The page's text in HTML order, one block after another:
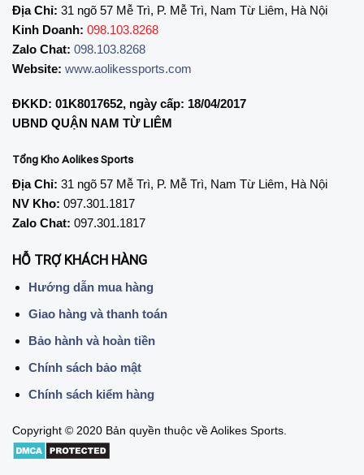
Địa Chỉ: 31 ngõ 57 Mễ Trì, P. Mễ Trì, Nam Từ Liêm, Hà Nội
Kinh Doanh: 098.103.8268
Zalo Chat: 098.103.8268
Website: www.aolikessports.com
ĐKKD: 01K8017652, ngày cấp: 18/04/2017
UBND QUẬN NAM TỪ LIÊM
Tổng Kho Aolikes Sports
Địa Chỉ: 31 ngõ 57 Mễ Trì, P. Mễ Trì, Nam Từ Liêm, Hà Nội
NV Kho: 097.301.1817
Zalo Chat: 097.301.1817
HỖ TRỢ KHÁCH HÀNG
Hướng dẫn mua hàng
Giao hàng và thanh toán
Bảo hành và hoàn tiền
Chính sách bảo mật
Chính sách kiểm hàng
Copyright © 2020 Bản quyền thuộc về Aolikes Sports.